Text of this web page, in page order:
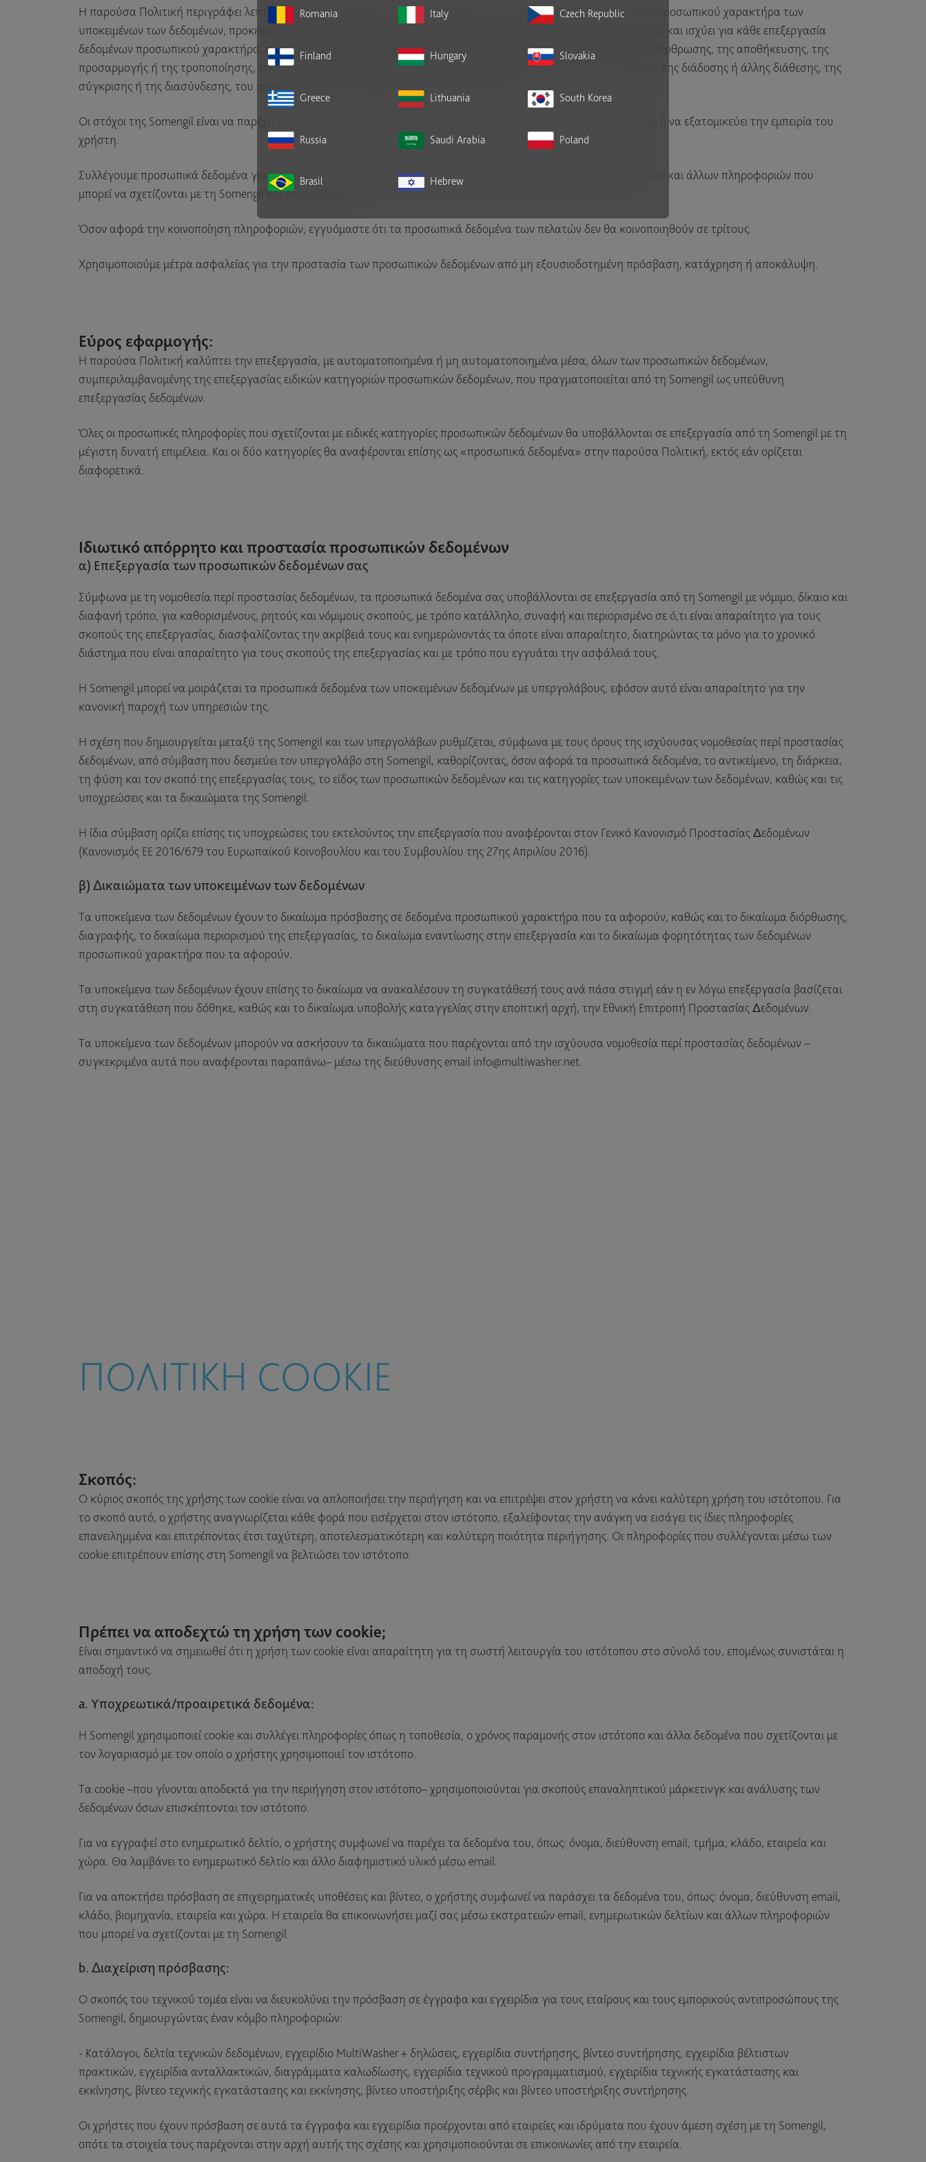
Η παρούσα Πολιτική περιγράφει λεπτομερώς τις υποχρεώσεις της Somengil σχετικά με την επεξεργασία δεδομένων προσωπικού χαρακτήρα των
υποκειμένων των δεδομένων, προκειμένου να διασφαλιστεί η συμμόρφωση με τις ισχύουσες νομοθετικές απαιτήσεις, και ισχύει για κάθε επεξεργασία
δεδομένων προσωπικού χαρακτήρα, συμπεριλαμβανομένης της συλλογής, της καταγραφής, της οργάνωσης, της διάρθρωσης, της αποθήκευσης, της
προσαρμογής ή της τροποποίησης, της ανάκτησης, της διαβούλευσης, της χρήσης, της κοινοποίησης με διαβίβαση, της διάδοσης ή άλλης διάθεσης, της
σύγκρισης ή της διασύνδεσης, του περιορισμού, της διαγραφής ή της καταστροφής τους.
Οι στόχοι της Somengil είναι να παρέχει μια υπηρεσία, να στέλνει επικοινωνίες μάρκετινγκ, να βελτιώνει τα προϊόντα ή να εξατομικεύει την εμπειρία του
χρήστη.
Συλλέγουμε προσωπικά δεδομένα για την αποστολή διαφημιστικών εκστρατειών μέσω email, ενημερωτικών δελτίων και άλλων πληροφοριών που
μπορεί να σχετίζονται με τη Somengil και τον πελάτη.
Όσον αφορά την κοινοποίηση πληροφοριών, εγγυόμαστε ότι τα προσωπικά δεδομένα των πελατών δεν θα κοινοποιηθούν σε τρίτους.
Χρησιμοποιούμε μέτρα ασφαλείας για την προστασία των προσωπικών δεδομένων από μη εξουσιοδοτημένη πρόσβαση, κατάχρηση ή αποκάλυψη.
Εύρος εφαρμογής:
Η παρούσα Πολιτική καλύπτει την επεξεργασία, με αυτοματοποιημένα ή μη αυτοματοποιημένα μέσα, όλων των προσωπικών δεδομένων,
συμπεριλαμβανομένης της επεξεργασίας ειδικών κατηγοριών προσωπικών δεδομένων, που πραγματοποιείται από τη Somengil ως υπεύθυνη
επεξεργασίας δεδομένων.
Όλες οι προσωπικές πληροφορίες που σχετίζονται με ειδικές κατηγορίες προσωπικών δεδομένων θα υποβάλλονται σε επεξεργασία από τη Somengil με τη
μέγιστη δυνατή επιμέλεια. Και οι δύο κατηγορίες θα αναφέρονται επίσης ως «προσωπικά δεδομένα» στην παρούσα Πολιτική, εκτός εάν ορίζεται
διαφορετικά.
Ιδιωτικό απόρρητο και προστασία προσωπικών δεδομένων
α) Επεξεργασία των προσωπικών δεδομένων σας
Σύμφωνα με τη νομοθεσία περί προστασίας δεδομένων, τα προσωπικά δεδομένα σας υποβάλλονται σε επεξεργασία από τη Somengil με νόμιμο, δίκαιο και
διαφανή τρόπο, για καθορισμένους, ρητούς και νόμιμους σκοπούς, με τρόπο κατάλληλο, συναφή και περιορισμένο σε ό,τι είναι απαραίτητο για τους
σκοπούς της επεξεργασίας, διασφαλίζοντας την ακρίβειά τους και ενημερώνοντάς τα όποτε είναι απαραίτητο, διατηρώντας τα μόνο για το χρονικό
διάστημα που είναι απαραίτητο για τους σκοπούς της επεξεργασίας και με τρόπο που εγγυάται την ασφάλειά τους.
Η Somengil μπορεί να μοιράζεται τα προσωπικά δεδομένα των υποκειμένων δεδομένων με υπεργολάβους, εφόσον αυτό είναι απαραίτητο για την
κανονική παροχή των υπηρεσιών της.
Η σχέση που δημιουργείται μεταξύ της Somengil και των υπεργολάβων ρυθμίζεται, σύμφωνα με τους όρους της ισχύουσας νομοθεσίας περί προστασίας
δεδομένων, από σύμβαση που δεσμεύει τον υπεργολάβο στη Somengil, καθορίζοντας, όσον αφορά τα προσωπικά δεδομένα, το αντικείμενο, τη διάρκεια,
τη φύση και τον σκοπό της επεξεργασίας τους, το είδος των προσωπικών δεδομένων και τις κατηγορίες των υποκειμένων των δεδομένων, καθώς και τις
υποχρεώσεις και τα δικαιώματα της Somengil.
Η ίδια σύμβαση ορίζει επίσης τις υποχρεώσεις του εκτελούντος την επεξεργασία που αναφέρονται στον Γενικό Κανονισμό Προστασίας Δεδομένων
(Κανονισμός ΕΕ 2016/679 του Ευρωπαϊκού Κοινοβουλίου και του Συμβουλίου της 27ης Απριλίου 2016).
β) Δικαιώματα των υποκειμένων των δεδομένων
Τα υποκείμενα των δεδομένων έχουν το δικαίωμα πρόσβασης σε δεδομένα προσωπικού χαρακτήρα που τα αφορούν, καθώς και το δικαίωμα διόρθωσης,
διαγραφής, το δικαίωμα περιορισμού της επεξεργασίας, το δικαίωμα εναντίωσης στην επεξεργασία και το δικαίωμα φορητότητας των δεδομένων
προσωπικού χαρακτήρα που τα αφορούν.
Τα υποκείμενα των δεδομένων έχουν επίσης το δικαίωμα να ανακαλέσουν τη συγκατάθεσή τους ανά πάσα στιγμή εάν η εν λόγω επεξεργασία βασίζεται
στη συγκατάθεση που δόθηκε, καθώς και το δικαίωμα υποβολής καταγγελίας στην εποπτική αρχή, την Εθνική Επιτροπή Προστασίας Δεδομένων.
Τα υποκείμενα των δεδομένων μπορούν να ασκήσουν τα δικαιώματα που παρέχονται από την ισχύουσα νομοθεσία περί προστασίας δεδομένων –
συγκεκριμένα αυτά που αναφέρονται παραπάνω– μέσω της διεύθυνσης email info@multiwasher.net.
ΠΟΛΙΤΙΚΗ COOKIE
Σκοπός:
Ο κύριος σκοπός της χρήσης των cookie είναι να απλοποιήσει την περιήγηση και να επιτρέψει στον χρήστη να κάνει καλύτερη χρήση του ιστότοπου. Για
το σκοπό αυτό, ο χρήστης αναγνωρίζεται κάθε φορά που εισέρχεται στον ιστότοπο, εξαλείφοντας την ανάγκη να εισάγει τις ίδιες πληροφορίες
επανειλημμένα και επιτρέποντας έτσι ταχύτερη, αποτελεσματικότερη και καλύτερη ποιότητα περιήγησης. Οι πληροφορίες που συλλέγονται μέσω των
cookie επιτρέπουν επίσης στη Somengil να βελτιώσει τον ιστότοπο.
Πρέπει να αποδεχτώ τη χρήση των cookie;
Είναι σημαντικό να σημειωθεί ότι η χρήση των cookie είναι απαραίτητη για τη σωστή λειτουργία του ιστότοπου στο σύνολό του, επομένως συνιστάται η
αποδοχή τους.
a. Υποχρεωτικά/προαιρετικά δεδομένα:
Η Somengil χρησιμοποιεί cookie και συλλέγει πληροφορίες όπως η τοποθεσία, ο χρόνος παραμονής στον ιστότοπο και άλλα δεδομένα που σχετίζονται με
τον λογαριασμό με τον οποίο ο χρήστης χρησιμοποιεί τον ιστότοπο.
Τα cookie –που γίνονται αποδεκτά για την περιήγηση στον ιστότοπο– χρησιμοποιούνται για σκοπούς επαναληπτικού μάρκετινγκ και ανάλυσης των
δεδομένων όσων επισκέπτονται τον ιστότοπο.
Για να εγγραφεί στο ενημερωτικό δελτίο, ο χρήστης συμφωνεί να παρέχει τα δεδομένα του, όπως: όνομα, διεύθυνση email, τμήμα, κλάδο, εταιρεία και
χώρα. Θα λαμβάνει το ενημερωτικό δελτίο και άλλο διαφημιστικό υλικό μέσω email.
Για να αποκτήσει πρόσβαση σε επιχειρηματικές υποθέσεις και βίντεο, ο χρήστης συμφωνεί να παράσχει τα δεδομένα του, όπως: όνομα, διεύθυνση email,
κλάδο, βιομηχανία, εταιρεία και χώρα. Η εταιρεία θα επικοινωνήσει μαζί σας μέσω εκστρατειών email, ενημερωτικών δελτίων και άλλων πληροφοριών
που μπορεί να σχετίζονται με τη Somengil.
b. Διαχείριση πρόσβασης:
Ο σκοπός του τεχνικού τομέα είναι να διευκολύνει την πρόσβαση σε έγγραφα και εγχειρίδια για τους εταίρους και τους εμπορικούς αντιπροσώπους της
Somengil, δημιουργώντας έναν κόμβο πληροφοριών:
- Κατάλογοι, δελτία τεχνικών δεδομένων, εγχειρίδιο MultiWasher + δηλώσεις, εγχειρίδια συντήρησης, βίντεο συντήρησης, εγχειρίδια βέλτιστων
πρακτικών, εγχειρίδια ανταλλακτικών, διαγράμματα καλωδίωσης, εγχειρίδια τεχνικού προγραμματισμού, εγχειρίδια τεχνικής εγκατάστασης και
εκκίνησης, βίντεο τεχνικής εγκατάστασης και εκκίνησης, βίντεο υποστήριξης σέρβις και βίντεο υποστήριξης συντήρησης.
Οι χρήστες που έχουν πρόσβαση σε αυτά τα έγγραφα και εγχειρίδια προέρχονται από εταιρείες και ιδρύματα που έχουν άμεση σχέση με τη Somengil,
οπότε τα στοιχεία τους παρέχονται στην αρχή αυτής της σχέσης και χρησιμοποιούνται σε επικοινωνίες από την εταιρεία.
Romania Italy Czech Republic
Finland Hungary Slovakia
Greece Lithuania South Korea
Russia Saudi Arabia Poland
Brasil Hebrew